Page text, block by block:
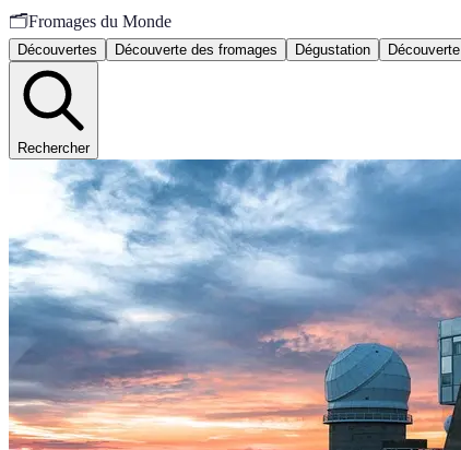
🗂️Fromages du Monde
Découvertes Découverte des fromages Dégustation Découverte
Rechercher